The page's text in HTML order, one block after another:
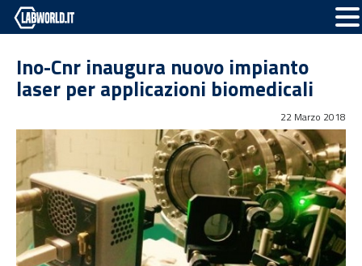
Ino-Cnr inaugura nuovo impianto
laser per applicazioni biomedicali
22 Marzo 2018